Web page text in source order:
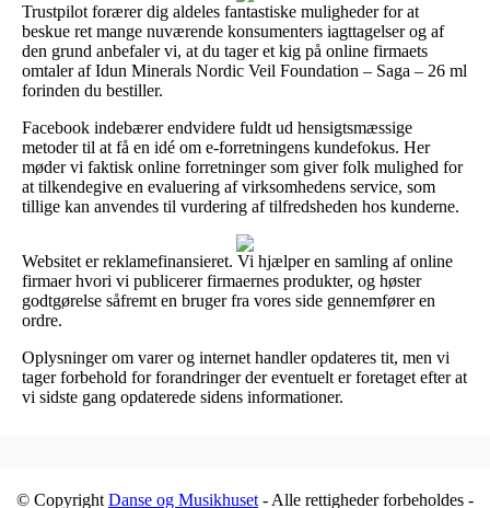
Trustpilot forærer dig aldeles fantastiske muligheder for at
beskue ret mange nuværende konsumenters iagttagelser og af
den grund anbefaler vi, at du tager et kig på online firmaets
omtaler af Idun Minerals Nordic Veil Foundation – Saga – 26 ml
forinden du bestiller.
Facebook indebærer endvidere fuldt ud hensigtsmæssige
metoder til at få en idé om e-forretningens kundefokus. Her
møder vi faktisk online forretninger som giver folk mulighed for
at tilkendegive en evaluering af virksomhedens service, som
tillige kan anvendes til vurdering af tilfredsheden hos kunderne.
Websitet er reklamefinansieret. Vi hjælper en samling af online
firmaer hvori vi publicerer firmaernes produkter, og høster
godtgørelse såfremt en bruger fra vores side gennemfører en
ordre.
Oplysninger om varer og internet handler opdateres tit, men vi
tager forbehold for forandringer der eventuelt er foretaget efter at
vi sidste gang opdaterede sidens informationer.
© Copyright Danse og Musikhuset - Alle rettigheder forbeholdes -